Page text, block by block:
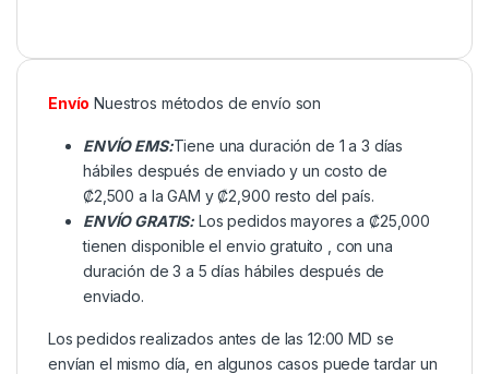
Envío Nuestros métodos de envío son
ENVÍO EMS:Tiene una duración de 1 a 3 días
hábiles después de enviado y un costo de
₡2,500 a la GAM y ₡2,900 resto del país.
ENVÍO GRATIS: Los pedidos mayores a ₡25,000
tienen disponible el envio gratuito , con una
duración de 3 a 5 días hábiles después de
enviado.
Los pedidos realizados antes de las 12:00 MD se
envían el mismo día, en algunos casos puede tardar un